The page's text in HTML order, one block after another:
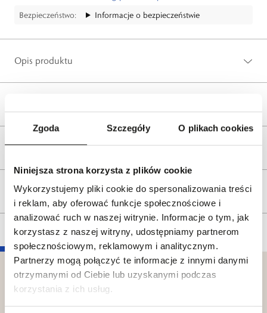
Zgoda Szczegóły O plikach cookies
Niniejsza strona korzysta z plików cookie
Wykorzystujemy pliki cookie do spersonalizowania treści
i reklam, aby oferować funkcje społecznościowe i
analizować ruch w naszej witrynie. Informacje o tym, jak
korzystasz z naszej witryny, udostępniamy partnerom
społecznościowym, reklamowym i analitycznym.
Partnerzy mogą połączyć te informacje z innymi danymi
otrzymanymi od Ciebie lub uzyskanymi podczas
korzystania z ich usług.
Bezpieczeństwo:
Informacje o bezpieczeństwie
Opis produktu
Reklamacje i zwroty
Tagi